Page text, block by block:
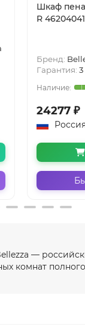
Шкаф
R
Бренд:
Гарантия: 3
24277 ₽
Россия
—
комнат